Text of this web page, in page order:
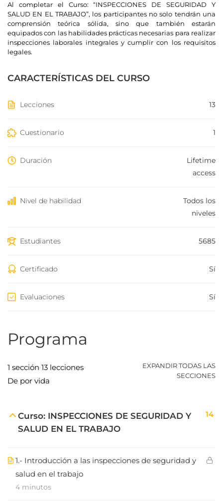
Al completar el Curso: “INSPECCIONES DE SEGURIDAD Y
SALUD EN EL TRABAJO”, los participantes no solo tendrán una
comprensión teórica sólida, sino que también estarán
equipados con las habilidades prácticas necesarias para realizar
inspecciones laborales integrales y cumplir con los requisitos
legales.
CARACTERÍSTICAS DEL CURSO
Lecciones 13
Cuestionario 1
Duración
Lifetime
access
Nivel de habilidad
Todos los
niveles
Estudiantes 5685
Certificado Sí
Evaluaciones Sí
Programa
1 sección 13 lecciones
De por vida
EXPANDIR TODAS LAS
SECCIONES
Curso: INSPECCIONES DE SEGURIDAD Y
SALUD EN EL TRABAJO
14
1.- Introducción a las inspecciones de seguridad y
salud en el trabajo
4 minutos